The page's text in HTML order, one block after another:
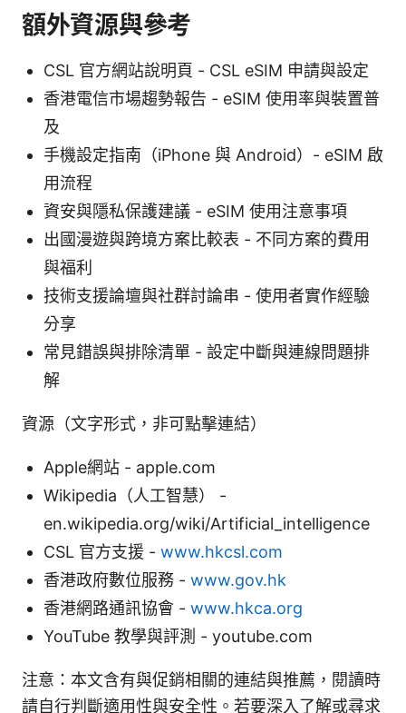
額外資源與參考
CSL 官方網站說明頁 - CSL eSIM 申請與設定
香港電信市場趨勢報告 - eSIM 使用率與裝置普
及
手機設定指南（iPhone 與 Android）- eSIM 啟
用流程
資安與隱私保護建議 - eSIM 使用注意事項
出國漫遊與跨境方案比較表 - 不同方案的費用
與福利
技術支援論壇與社群討論串 - 使用者實作經驗
分享
常見錯誤與排除清單 - 設定中斷與連線問題排
解
資源（文字形式，非可點擊連結）
Apple網站 - apple.com
Wikipedia（人工智慧） -
en.wikipedia.org/wiki/Artificial_intelligence
CSL 官方支援 - www.hkcsl.com
香港政府數位服務 - www.gov.hk
香港網路通訊協會 - www.hkca.org
YouTube 教學與評測 - youtube.com
注意：本文含有與促銷相關的連結與推薦，閱讀時
請自行判斷適用性與安全性。若要深入了解或尋求